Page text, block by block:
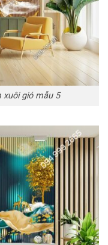
xuôi gió mẫu 5